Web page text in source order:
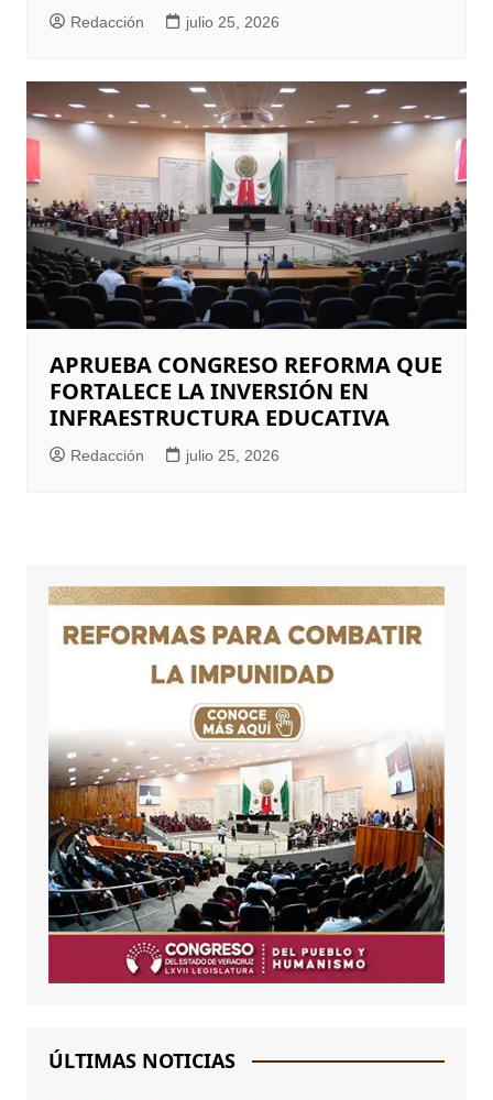
Redacción julio 25, 2026
APRUEBA CONGRESO REFORMA QUE
FORTALECE LA INVERSIÓN EN
INFRAESTRUCTURA EDUCATIVA
Redacción julio 25, 2026
ÚLTIMAS NOTICIAS